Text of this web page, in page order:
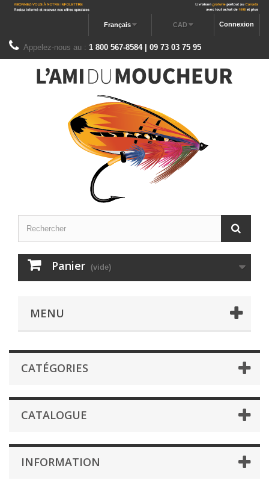
Connexion
CAD
Français
Appelez-nous au : 1 800 567-8584 | 09 73 03 75 95
Panier (vide)
MENU
CATÉGORIES
CATALOGUE
INFORMATION